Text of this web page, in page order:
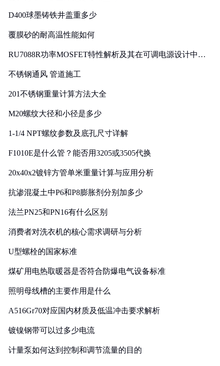
D400球墨铸铁井盖重多少
覆膜砂的耐高温性能如何
RU7088R功率MOSFET特性解析及其在可调电源设计中的
不锈钢通风 管道施工
201不锈钢重量计算方法大全
M20螺纹大径和小径是多少
1-1/4 NPT螺纹参数及底孔尺寸详解
F1010E是什么管？能否用3205或3505代换
20x40x2镀锌方管单米重量计算与应用分析
抗渗混凝土中P6和P8膨胀剂分别加多少
法兰PN25和PN16有什么区别
消费者对洗衣机的核心需求调研与分析
U型螺栓的国家标准
煤矿用电热取暖器是否符合防爆电气设备标准
照明母线槽的主要作用是什么
A516Gr70对应国内材质及低温冲击要求解析
镀镍钢带可以过多少电流
计量泵如何达到控制和调节流量的目的